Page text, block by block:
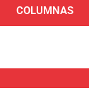
COLUMNAS